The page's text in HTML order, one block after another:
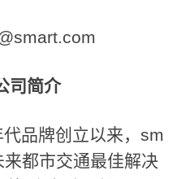
司简介
品牌创立以来，sm
都市交通最佳解决